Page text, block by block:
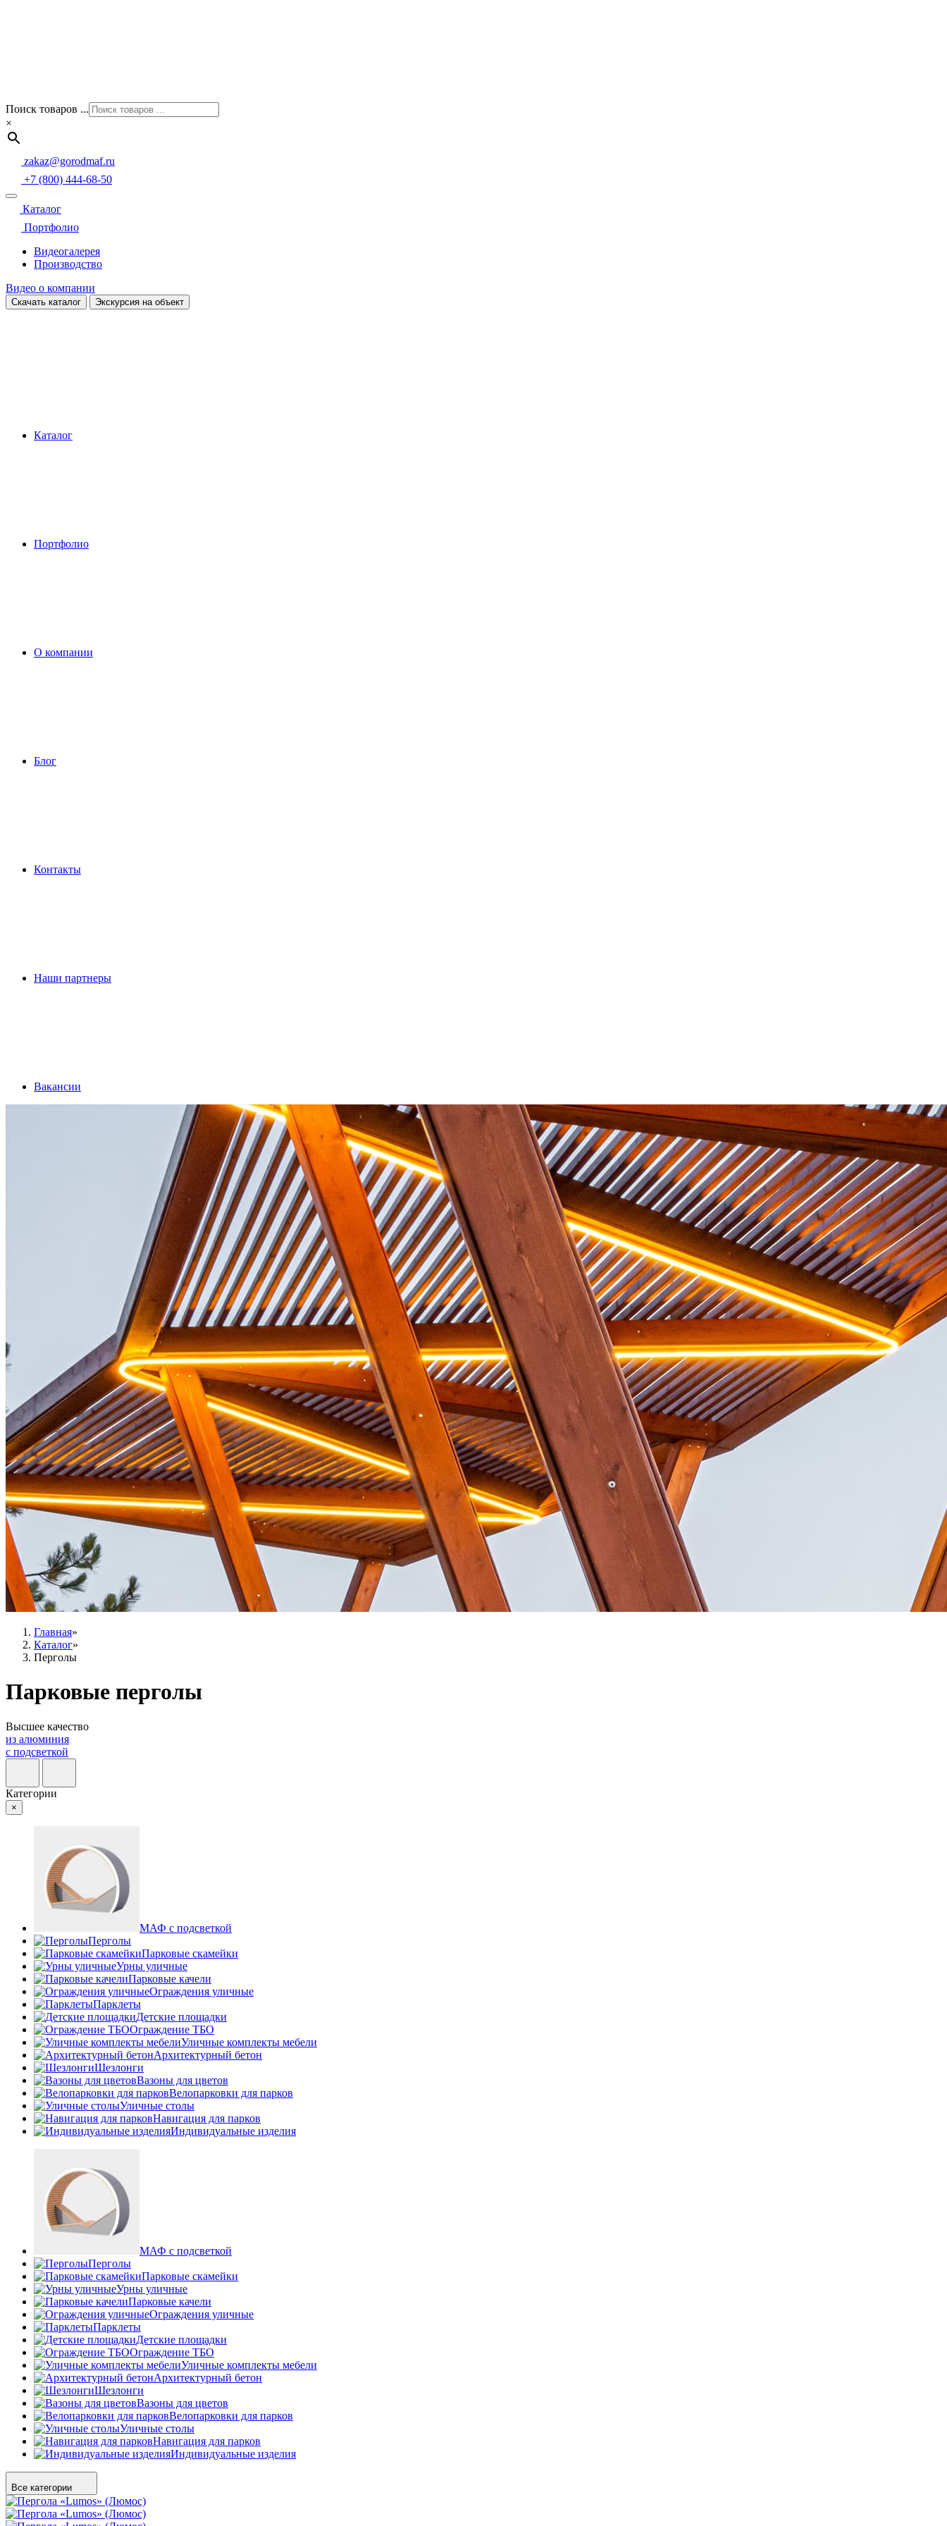
Поиск товаров ...
×
zakaz@gorodmaf.ru
+7 (800) 444-68-50
Каталог
Портфолио
Видеогалерея
Производство
Видео о компании
Скачать каталог Экскурсия на объект
Каталог
Портфолио
О компании
Блог
Контакты
Наши партнеры
Вакансии
Главная»
Каталог»
Перголы
Парковые перголы
Высшее качество
из алюминия
с подсветкой
Категории
×
МАФ с подсветкой
Перголы
Парковые скамейки
Урны уличные
Парковые качели
Ограждения уличные
Парклеты
Детские площадки
Ограждение ТБО
Уличные комплекты мебели
Архитектурный бетон
Шезлонги
Вазоны для цветов
Велопарковки для парков
Уличные столы
Навигация для парков
Индивидуальные изделия
МАФ с подсветкой
Перголы
Парковые скамейки
Урны уличные
Парковые качели
Ограждения уличные
Парклеты
Детские площадки
Ограждение ТБО
Уличные комплекты мебели
Архитектурный бетон
Шезлонги
Вазоны для цветов
Велопарковки для парков
Уличные столы
Навигация для парков
Индивидуальные изделия
Все категории